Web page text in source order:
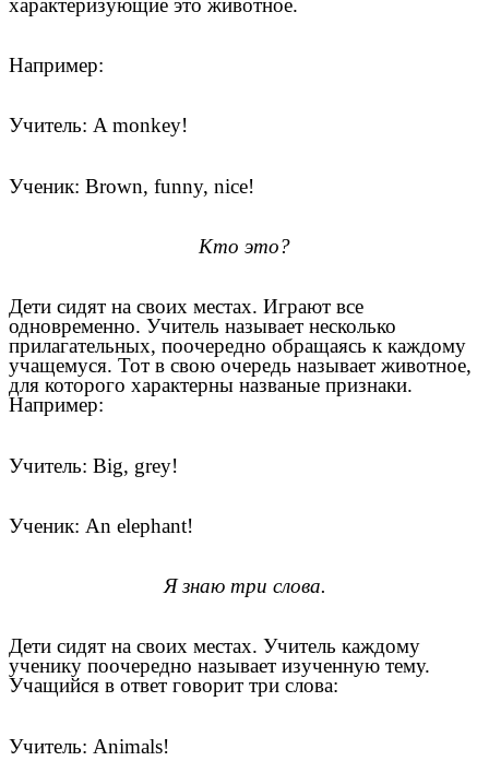
Например:
Учитель: A monkey!
Ученик: Brown, funny, nice!
Кто это?
Дети сидят на своих местах. Играют все
одновременно. Учитель называет несколько
прилагательных, поочередно обращаясь к каждому
учащемуся. Тот в свою очередь называет животное,
для которого характерны названые признаки.
Например:
Учитель: Big, grey!
Ученик: An elephant!
Я знаю три слова.
Дети сидят на своих местах. Учитель каждому
ученику поочередно называет изученную тему.
Учащийся в ответ говорит три слова:
Учитель: Animals!